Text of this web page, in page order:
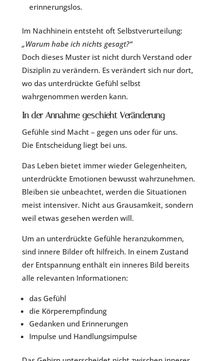
erinnerungslos.
Im Nachhinein entsteht oft Selbstverurteilung:
„Warum habe ich nichts gesagt?“
Doch dieses Muster ist nicht durch Verstand oder
Disziplin zu verändern. Es verändert sich nur dort,
wo das unterdrückte Gefühl selbst
wahrgenommen werden kann.
In der Annahme geschieht Veränderung
Gefühle sind Macht – gegen uns oder für uns.
Die Entscheidung liegt bei uns.
Das Leben bietet immer wieder Gelegenheiten,
unterdrückte Emotionen bewusst wahrzunehmen.
Bleiben sie unbeachtet, werden die Situationen
meist intensiver. Nicht aus Grausamkeit, sondern
weil etwas gesehen werden will.
Um an unterdrückte Gefühle heranzukommen,
sind innere Bilder oft hilfreich. In einem Zustand
der Entspannung enthält ein inneres Bild bereits
alle relevanten Informationen:
das Gefühl
die Körperempfindung
Gedanken und Erinnerungen
Impulse und Handlungsimpulse